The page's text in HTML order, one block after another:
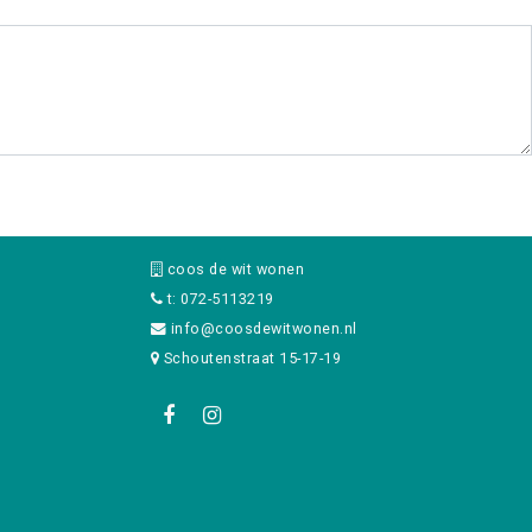
coos de wit wonen
t: 072-5113219
info@coosdewitwonen.nl
Schoutenstraat 15-17-19